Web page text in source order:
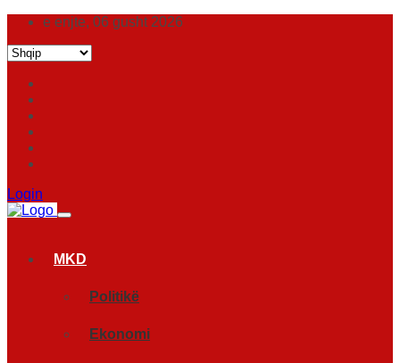
e enjte, 06 gusht 2026
Login
MKD
Politikë
Ekonomi